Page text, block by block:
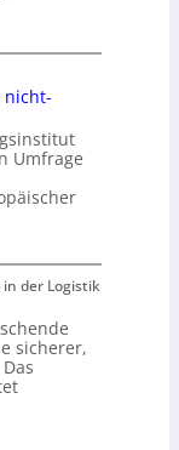
nicht-
Umfrage
der Logistik
sicherer,